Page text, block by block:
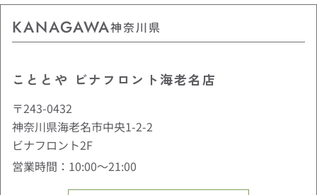
KANAGAWA神奈川県
こととや ビナフロント海老名店
〒243-0432
神奈川県海老名市中央1-2-2
ビナフロント2F
営業時間：10:00〜21:00